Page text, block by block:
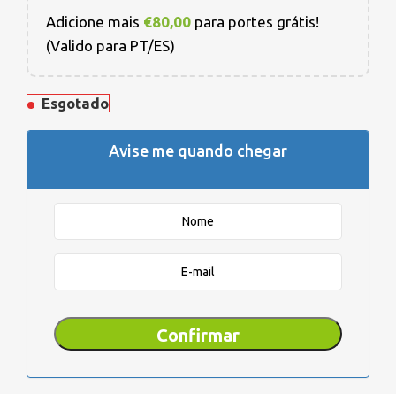
Adicione mais €80,00 para portes grátis!
(Valido para PT/ES)
Esgotado
Avise me quando chegar
Confirmar